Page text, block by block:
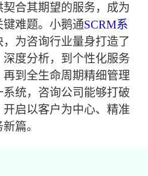
合其期望的服务，成为
难题。小鹅通SCRM系
为咨询行业量身打造了
度分析，到个性化服务
到全生命周期精细管理
统，咨询公司能够打破
启以客户为中心、精准
篇。